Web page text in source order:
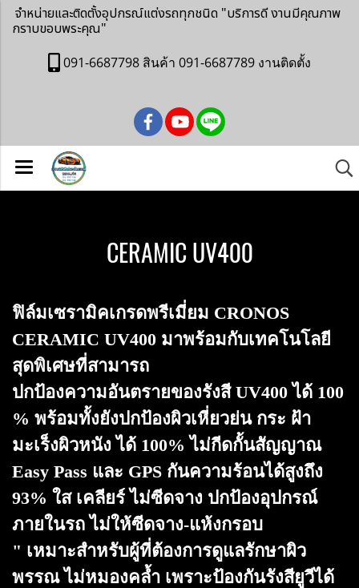
จำหน่ายและติดตั้งอุปกรณ์แต่งรถทุกชนิด "บริการดี งานมีคุณภาพ
กราบขอบพระคุณ"
091-6687798 สินค้า 091-6687789 งานติดตั้ง
CERAMIC UV400
ฟิล์มเซรามิคเกรดพรีเมี่ยม CRONOS
CERAMIC UV400 มาพร้อมกับเทคโนโลยี
สุดพิเศษที่สามารถ
ปกป้องความอันตรายของรังสี UV400 ได้ 100
% พร้อมทั้งยังปกป้องผิวเหี่ยวย่น กระ ฝ้า
มะเร็งผิวหนัง ได้ 100% ไม่กีดกั้นสัญญาณ
Easy Pass และ GPS กันความร้อนได้สูงถึง
93% ใส เคลียร์ ไม่ซีดจาง ปกป้องอุปกรณ์
ภายในรถ ไม่ให้ซีดจาง-แห้งกรอบ
" เหมาะสำหรับผู้ที่ต้องการดูแลรักษาผิว
พรรณ ไม่หมองคล้ำ เพราะป้องกันรังสียูวีได้